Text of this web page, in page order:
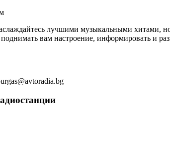
лучшими музыкальными хитами,
вам настроение, информировать и